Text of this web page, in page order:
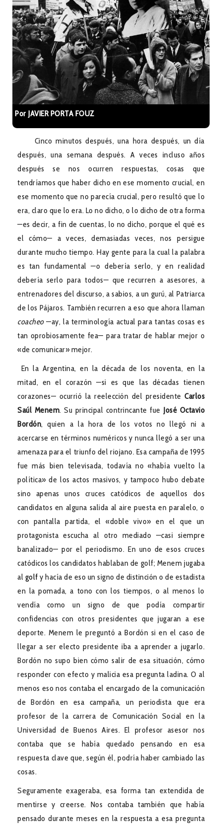
Por JAVIER PORTA FOUZ
Cinco minutos después, una hora después, un día
después, una semana después. A veces incluso años
después se nos ocurren respuestas, cosas que
tendríamos que haber dicho en ese momento crucial, en
ese momento que no parecía crucial, pero resultó que lo
era, claro que lo era. Lo no dicho, o lo dicho de otra forma
—es decir, a fin de cuentas, lo no dicho, porque el qué es
el cómo— a veces, demasiadas veces, nos persigue
durante mucho tiempo. Hay gente para la cual la palabra
es tan fundamental —o debería serlo, y en realidad
debería serlo para todos— que recurren a asesores, a
entrenadores del discurso, a sabios, a un gurú, al Patriarca
de los Pájaros. También recurren a eso que ahora llaman
coacheo—ay, la terminología actual para tantas cosas es
tan oprobiosamente fea— para tratar de hablar mejor o
«de comunicar» mejor.
En la Argentina, en la década de los noventa, en la
mitad, en el corazón —si es que las décadas tienen
corazones— ocurrió la reelección del presidente Carlos
Saúl Menem. Su principal contrincante fue José Octavio
Bordón, quien a la hora de los votos no llegó ni a
acercarse en términos numéricos y nunca llegó a ser una
amenaza para el triunfo del riojano. Esa campaña de 1995
fue más bien televisada, todavía no «había vuelto la
política» de los actos masivos, y tampoco hubo debate
sino apenas unos cruces catódicos de aquellos dos
candidatos en alguna salida al aire puesta en paralelo, o
con pantalla partida, el «doble vivo» en el que un
protagonista escucha al otro mediado —casi siempre
banalizado— por el periodismo. En uno de esos cruces
catódicos los candidatos hablaban de golf; Menem jugaba
al golf y hacía de eso un signo de distinción o de estadista
en la pomada, a tono con los tiempos, o al menos lo
vendía como un signo de que podía compartir
confidencias con otros presidentes que jugaran a ese
deporte. Menem le preguntó a Bordón si en el caso de
llegar a ser electo presidente iba a aprender a jugarlo.
Bordón no supo bien cómo salir de esa situación, cómo
responder con efecto y malicia esa pregunta ladina. O al
menos eso nos contaba el encargado de la comunicación
de Bordón en esa campaña, un periodista que era
profesor de la carrera de Comunicación Social en la
Universidad de Buenos Aires. El profesor asesor nos
contaba que se había quedado pensando en esa
respuesta clave que, según él, podría haber cambiado las
cosas.
Seguramente exageraba, esa forma tan extendida de
mentirse y creerse. Nos contaba también que había
pensado durante meses en la respuesta a esa pregunta